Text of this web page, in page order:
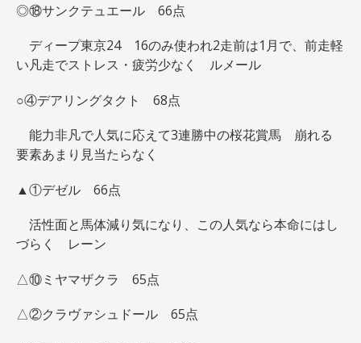
◎⑱サンクテュエール 66点
ディープ東京24 16のみ使われ2走前は1月で、前走軽
い凡走でストレス・疲労少なく ルメール
○④デアリングタクト 68点
能力非凡で人気に応えて3連勝中の桜花賞馬 崩れる
要素あまり見当たらなく
▲①デゼル 66点
活性面と馬体減り気になり、この人気なら本命にはし
づらく レーン
△⑩ミヤマザクラ 65点
△②クラヴァシュドール 65点